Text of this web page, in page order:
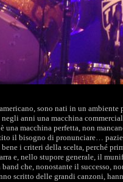
sono nati in un
anni una macchina
una macchina perfetta, non
il bisogno di pronunciare…
i criteri della scelta, perché
e, nello stupore generale, il
che, nonostante il successo,
scritto delle grandi canzoni,